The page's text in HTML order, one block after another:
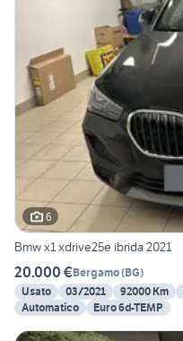
6
Bmw x1 xdrive25e ibrida 2021
20.000 €Bergamo(BG)
Usato
03/2021 92000 Km
Automatico
Euro 6d-TEMP